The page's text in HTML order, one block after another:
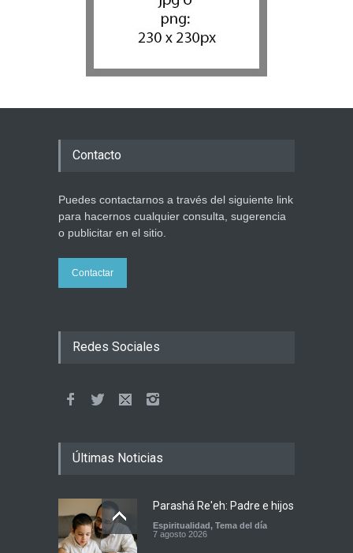
Contacto
Puedes contactarnos a través del siguiente link
para hacernos cualquier consulta, sugerencia
o publicitar en el sitio.
Contactar
Redes Sociales
Últimas Noticias
Parashá Re'eh: Padre e hijos
Espiritualidad, Tema del día
7 agosto 2026